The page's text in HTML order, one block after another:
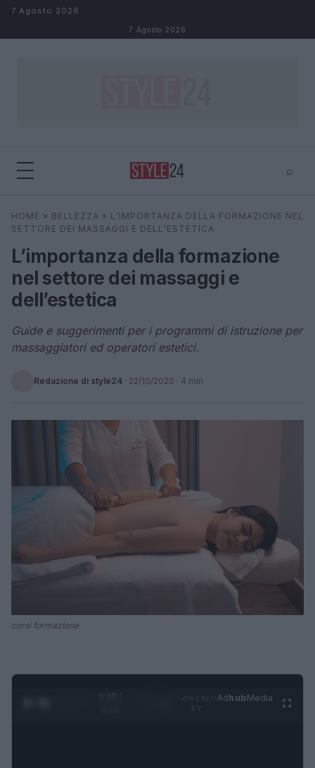
Salta al contenuto
7 Agosto 2026
7 Agosto 2026
⌕
Cerca ⌕ ×
HOME » BELLEZZA » L’IMPORTANZA DELLA FORMAZIONE NEL
SETTORE DEI MASSAGGI E DELL’ESTETICA
L’importanza della formazione
nel settore dei massaggi e
dell’estetica
Guide e suggerimenti per i programmi di istruzione per
massaggiatori ed operatori estetici.
Redazione di style24 · 22/10/2020 · 4 min
corsi formazione
0:29 /
AdhubMedia